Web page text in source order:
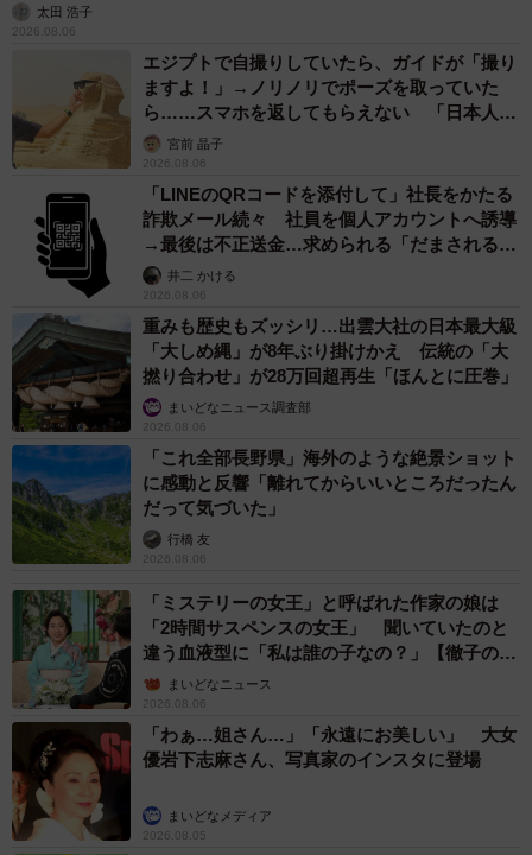
太田 浩子
2026.08.06
エジプトで自撮りしていたら、ガイドが「撮り
ますよ！」→ノリノリでポーズを取っていた
ら……スマホを返してもらえない 「日本人は
カモ代表かも」「私は6時間で3万円払った」
宮前 晶子
2026.08.06
「LINEのQRコードを添付して」社長をかたる
詐欺メール続々 社員を個人アカウントへ誘導
→最後は不正送金…求められる「だまされる前
提」の対策
井二 かける
2026.08.06
重みも歴史もズッシリ…出雲大社の日本最大級
「大しめ縄」が8年ぶり掛けかえ 伝統の「大
撚り合わせ」が28万回超再生「ほんとに圧巻」
まいどなニュース調査部
2026.08.06
「これ全部長野県」海外のような絶景ショット
に感動と反響「離れてからいいところだったん
だって気づいた」
行橋 友
2026.08.06
「ミステリーの女王」と呼ばれた作家の娘は
「2時間サスペンスの女王」 聞いていたのと
違う血液型に「私は誰の子なの？」【徹子の部
屋】まいどなニュース
2026.08.06
「わぁ…姐さん…」「永遠にお美しい」 大女
優岩下志麻さん、写真家のインスタに登場
まいどなメディア
2026.08.05